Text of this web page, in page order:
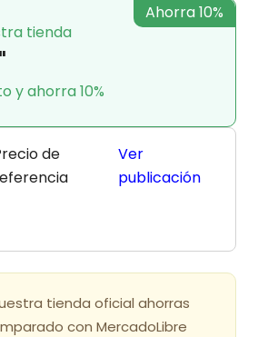
tienda
y ahorra 10%
Ahorra 10%
de
Ver
publicación
tienda oficial ahorras
con MercadoLibre